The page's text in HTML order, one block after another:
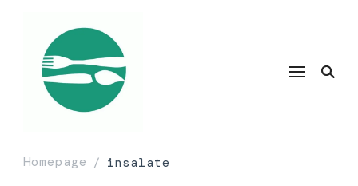
Homepage / insalate